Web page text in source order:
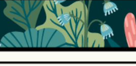
的のため
スの提供（求人情報の提供を含みます。
造」と「就業の機会の創出」目的の情報